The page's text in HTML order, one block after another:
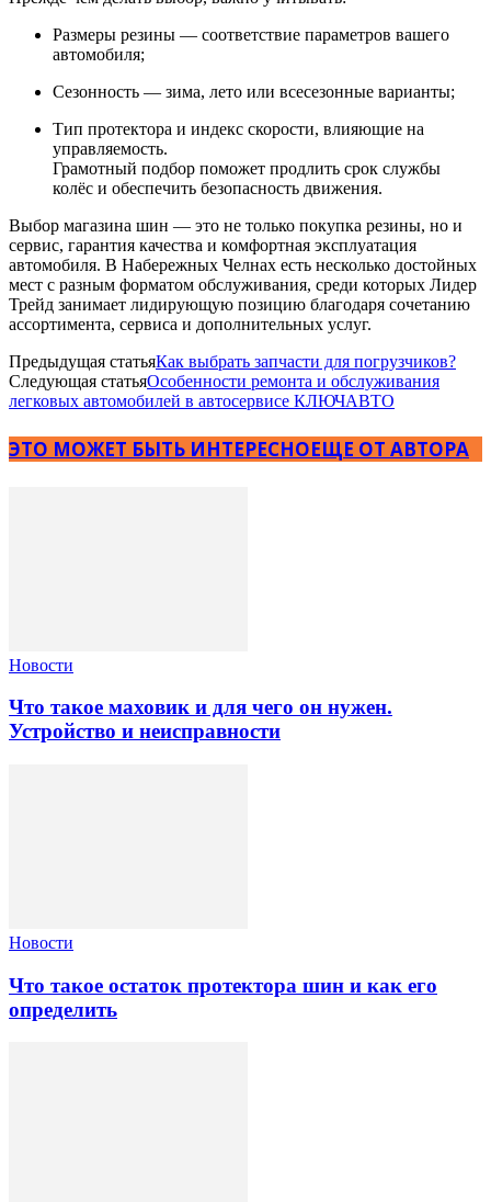
Размеры резины — соответствие параметров вашего
автомобиля;
Сезонность — зима, лето или всесезонные варианты;
Тип протектора и индекс скорости, влияющие на
управляемость.
Грамотный подбор поможет продлить срок службы
колёс и обеспечить безопасность движения.
Выбор магазина шин — это не только покупка резины, но и
сервис, гарантия качества и комфортная эксплуатация
автомобиля. В Набережных Челнах есть несколько достойных
мест с разным форматом обслуживания, среди которых Лидер
Трейд занимает лидирующую позицию благодаря сочетанию
ассортимента, сервиса и дополнительных услуг.
Предыдущая статьяКак выбрать запчасти для погрузчиков?
Следующая статьяОсобенности ремонта и обслуживания
легковых автомобилей в автосервисе КЛЮЧАВТО
ЭТО МОЖЕТ БЫТЬ ИНТЕРЕСНОЕЩЕ ОТ АВТОРА
Новости
Что такое маховик и для чего он нужен.
Устройство и неисправности
Новости
Что такое остаток протектора шин и как его
определить